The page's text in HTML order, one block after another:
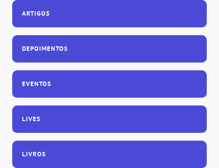
ARTIGOS
DEPOIMENTOS
EVENTOS
LIVES
LIVROS